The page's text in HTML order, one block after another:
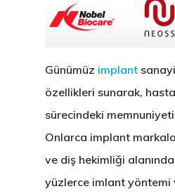
Günümüz implant
özellikleri sunarak,
sürecindeki
Onlarca implant
ve diş hekimliği
yüzlerce imlant yöntemi